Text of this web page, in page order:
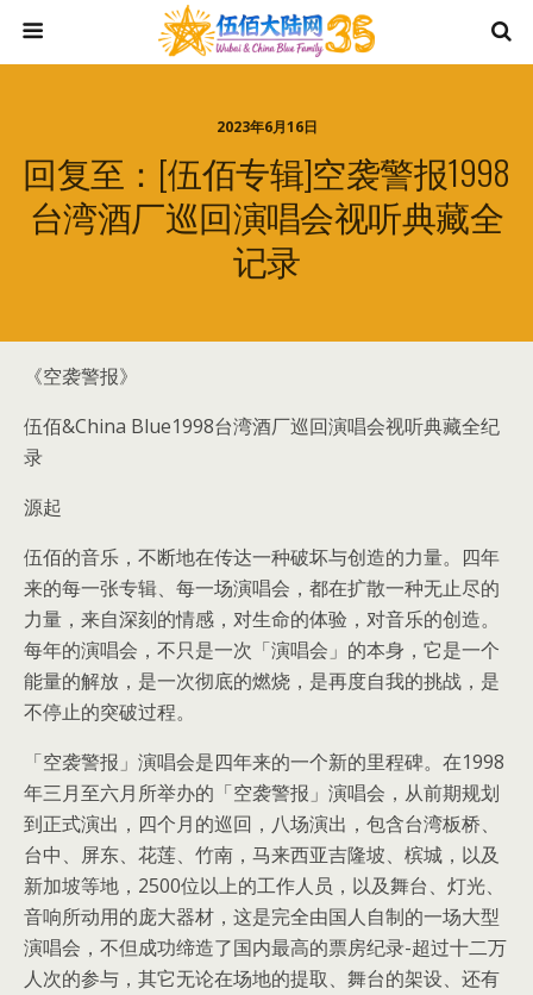
2023年6月16日
回复至：[伍佰专辑]空袭警报1998
台湾酒厂巡回演唱会视听典藏全
记录
《空袭警报》
伍佰&China Blue1998台湾酒厂巡回演唱会视听典藏全纪
录
源起
伍佰的音乐，不断地在传达一种破坏与创造的力量。四年
来的每一张专辑、每一场演唱会，都在扩散一种无止尽的
力量，来自深刻的情感，对生命的体验，对音乐的创造。
每年的演唱会，不只是一次「演唱会」的本身，它是一个
能量的解放，是一次彻底的燃烧，是再度自我的挑战，是
不停止的突破过程。
「空袭警报」演唱会是四年来的一个新的里程碑。在1998
年三月至六月所举办的「空袭警报」演唱会，从前期规划
到正式演出，四个月的巡回，八场演出，包含台湾板桥、
台中、屏东、花莲、竹南，马来西亚吉隆坡、槟城，以及
新加坡等地，2500位以上的工作人员，以及舞台、灯光、
音响所动用的庞大器材，这是完全由国人自制的一场大型
演唱会，不但成功缔造了国内最高的票房纪录-超过十二万
人次的参与，其它无论在场地的提取、舞台的架设、还有